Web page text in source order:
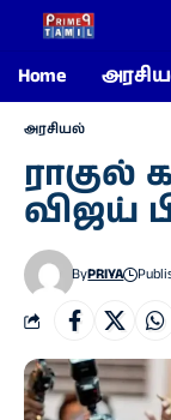
Home
அரசியல்
ராகுல்
விஜய்
ByPRIYA